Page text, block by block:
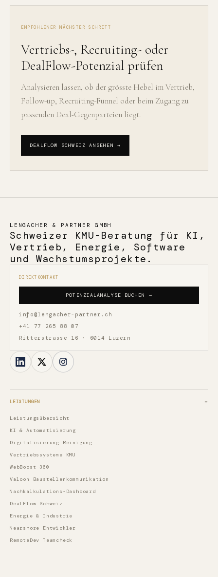
EMPFOHLENER NÄCHSTER SCHRITT
Vertriebs-, Recruiting- oder
DealFlow-Potenzial prüfen
Analysieren lassen, ob der grösste Hebel im Vertrieb,
Follow-up, Recruiting-Funnel oder beim Zugang zu
passenden Deal-Gegenparteien liegt.
DEALFLOW SCHWEIZ ANSEHEN →
LENGACHER & PARTNER GMBH
Schweizer KMU-Beratung für KI,
Vertrieb, Energie, Software
und Wachstumsprojekte.
DIREKTKONTAKT
POTENZIALANALYSE BUCHEN →
info@lengacher-partner.ch
+41 77 265 88 07
Ritterstrasse 16 · 6014 Luzern
LEISTUNGEN
Leistungsübersicht
KI & Automatisierung
Digitalisierung Reinigung
Vertriebssysteme KMU
WebBoost 360
Valoon Baustellenkommunikation
Nachkalkulations-Dashboard
DealFlow Schweiz
Energie & Industrie
Nearshore Entwickler
RemoteDev Teamcheck